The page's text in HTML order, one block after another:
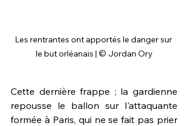
Les rentrantes ont apportés le danger sur
le but orléanais | © Jordan Ory
Cette dernière frappe ; la gardienne
repousse le ballon sur l'attaquante
formée à Paris, qui ne se fait pas prier